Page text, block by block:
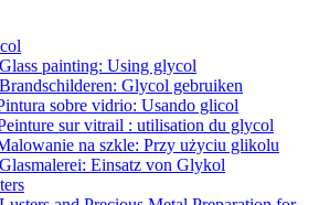
painting: Using glycol
Glycol gebruiken
sobre vidrio: Usando glicol
sur vitrail : utilisation du glycol
na szkle: Przy użyciu glikolu
Einsatz von Glykol